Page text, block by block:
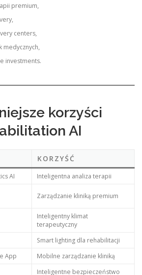
premium,
centers,
medycznych,
investments.
korzyści
AI
KORZYŚĆ
AI
Inteligentna analiza terapii
Zarządzanie kliniką premium
Inteligentny klimat
terapeutyczny
Smart lighting dla rehabilitacji
App
Mobilne zarządzanie kliniką
Inteligentne bezpieczeństwo